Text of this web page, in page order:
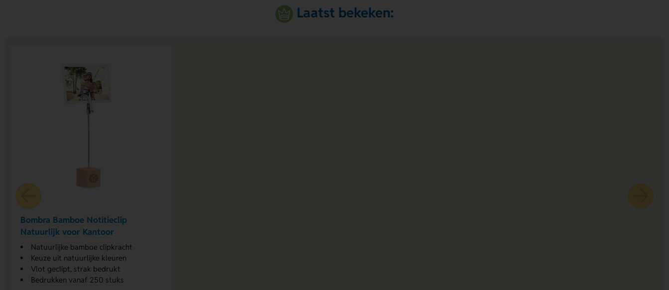
Laatst bekeken:
Bombra Bamboe Notitieclip
Natuurlijk voor Kantoor
Natuurlijke bamboe clipkracht
Keuze uit natuurlijke kleuren
Vlot geclipt, strak bedrukt
Bedrukken vanaf 250 stuks